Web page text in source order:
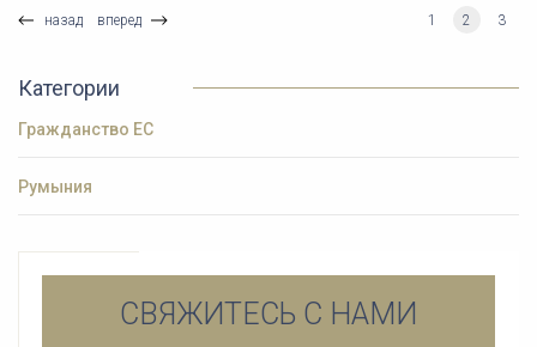
назад 1 2 3
вперед
Категории
Гражданство ЕС
Румыния
СВЯЖИТЕСЬ С НАМИ